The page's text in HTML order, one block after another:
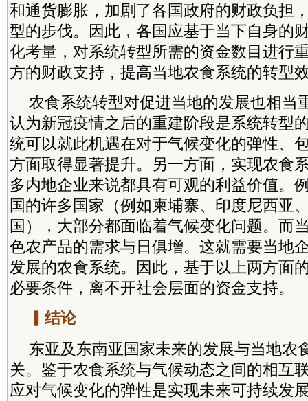
和通货膨胀，加剧了各国政府的财政负担
型的步伐。因此，各国应基于当下自身的
化考量，对系统转型所需的资金数目进行
方的财政支持，提高当地农食系统的转型
农食系统转型对促进当地的发展也相当
认为新冠疫情之后的重建阶段是系统转型
统可以就此机遇在对于气候变化的弹性、
方面取得显著提升。另一方面，实现农食
多内地企业来说都具有可观的利益价值。
国的许多国家（例如柬埔寨、印度尼西亚
国），大部分都面临着气候变化问题。而
色农产品的需求与日俱增。这就需要当地
发展的农食系统。因此，基于以上两方面
必要条件，离不开社会层面的资金支持。
▎结论
东亚及东南亚国家未来的发展与当地农
关。鉴于农食系统与气候动态之间的相互
应对气候变化的弹性是实现未来可持续发